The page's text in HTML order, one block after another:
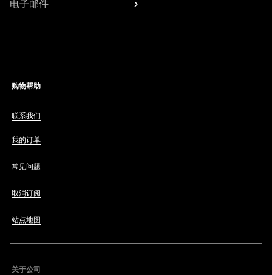
电子邮件
购物帮助
联系我们
我的订单
常见问题
取消订阅
站点地图
关于公司